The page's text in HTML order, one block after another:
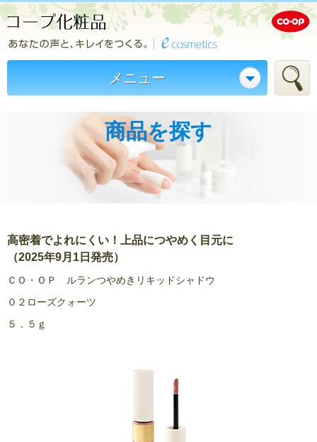
メニュー
商品を探す
高密着でよれにくい！上品につやめく目元に
（2025年9月1日発売）
ＣＯ・ＯＰ ルランつやめきリキッドシャドウ
０２ローズクォーツ
５．５ｇ